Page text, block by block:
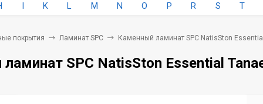
I K L M N O P R S T
покрытия Ламинат SPC Каменный ламинат SPC NatisSton
SPC NatisSton Essential